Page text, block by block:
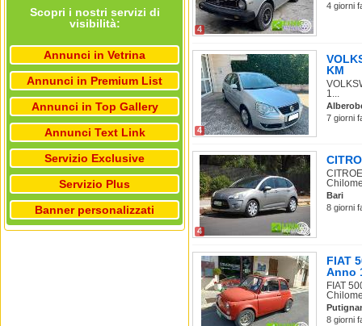
Scopri i nostri servizi di
visibilità:
Annunci in Vetrina
Annunci in Premium List
Annunci in Top Gallery
Annunci Text Link
Servizio Exclusive
Servizio Plus
Banner personalizzati
4
4 giorni
4
KM
1...
7 giorni
4
Bari
8 giorni
FIAT
Anno
FIAT
8 giorni